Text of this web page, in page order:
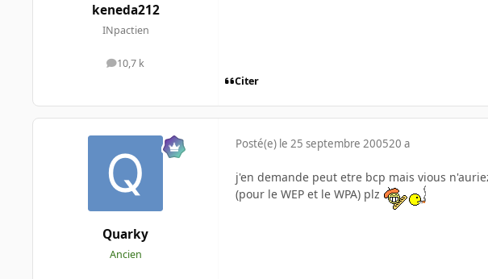
keneda212
INpactien
10,7 k
messages
Citer
Quarky
Ancien
Posté(e) le 25 septembre 200520 a
j'en demande peut etre bcp mais vious
(pour le WEP et le WPA) plz